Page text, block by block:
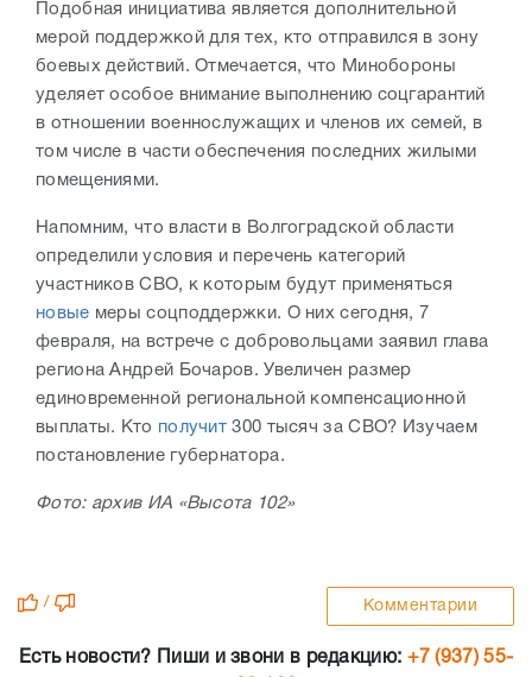
Подобная инициатива является дополнительной
мерой поддержкой для тех, кто отправился в зону
боевых действий. Отмечается, что Минобороны
уделяет особое внимание выполнению соцгарантий
в отношении военнослужащих и членов их семей, в
том числе в части обеспечения последних жилыми
помещениями.
Напомним, что власти в Волгоградской области
определили условия и перечень категорий
участников СВО, к которым будут применяться
новые меры соцподдержки. О них сегодня, 7
февраля, на встрече с добровольцами заявил глава
региона Андрей Бочаров. Увеличен размер
единовременной региональной компенсационной
выплаты. Кто получит 300 тысяч за СВО? Изучаем
постановление губернатора.
Фото: архив ИА «Высота 102»
/ Комментарии
Есть новости? Пиши и звони в редакцию: +7 (937) 55-